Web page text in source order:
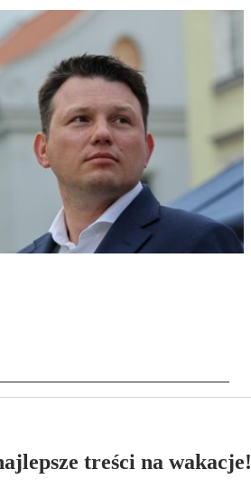
treści na wakacje!